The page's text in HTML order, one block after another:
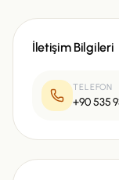
İletişim Bilgileri
TELEFON
+90 535